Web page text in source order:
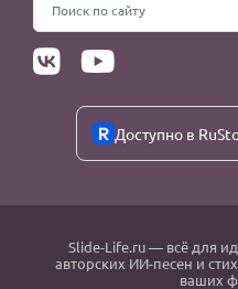
Доступно в
Slide-Life.ru— всё для
авторских ИИ-песен и
ваших